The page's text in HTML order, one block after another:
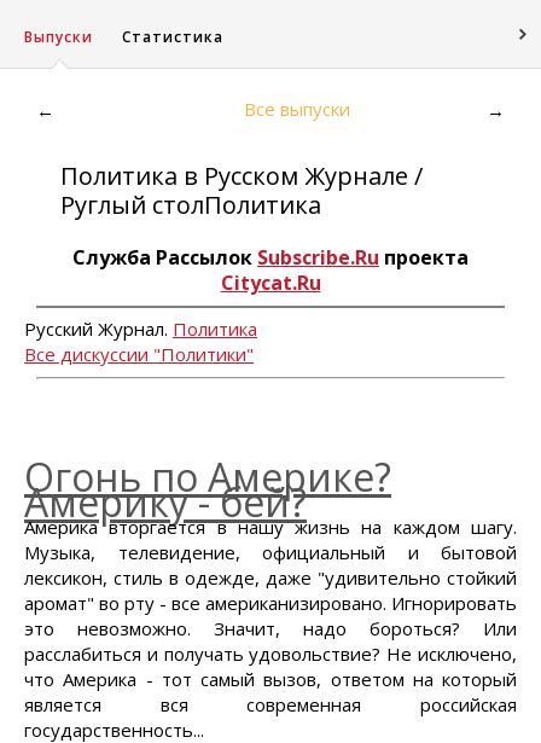
Выпуски Статистика
← Все выпуски →
Политика в Русском Журнале /
Руглый столПолитика
Служба Рассылок Subscribe.Ru проекта
Citycat.Ru
Русский Журнал. Политика
Все дискуссии "Политики"
Огонь по Америке?
Америку - бей?
Америка вторгается в нашу жизнь на каждом шагу.
Музыка, телевидение, официальный и бытовой
лексикон, стиль в одежде, даже "удивительно стойкий
аромат" во рту - все американизировано. Игнорировать
это невозможно. Значит, надо бороться? Или
расслабиться и получать удовольствие? Не исключено,
что Америка - тот самый вызов, ответом на который
является вся современная российская
государственность...